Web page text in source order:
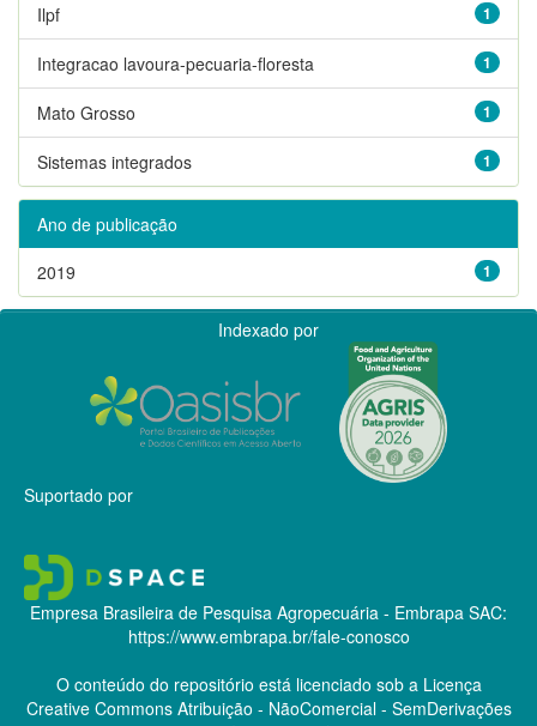
1
Ilpf
1
Integracao lavoura-pecuaria-floresta
1
Mato Grosso
1
Sistemas integrados
Ano de publicação
1
2019
Indexado por
Suportado por
Empresa Brasileira de Pesquisa Agropecuária - Embrapa SAC:
https://www.embrapa.br/fale-conosco
O conteúdo do repositório está licenciado sob a Licença
Creative CommonsAtribuição - NãoComercial - SemDerivações